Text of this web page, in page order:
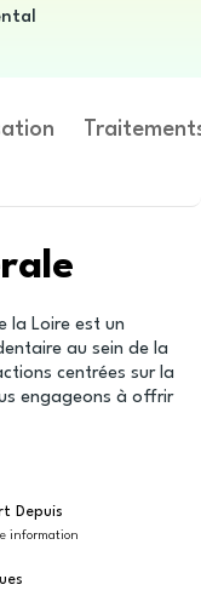
la Loire est un
au sein de la
centrées sur la
engageons à offrir
Depuis
information